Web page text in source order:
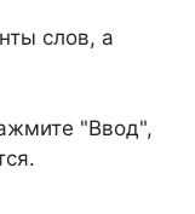
слов, а
"Ввод",